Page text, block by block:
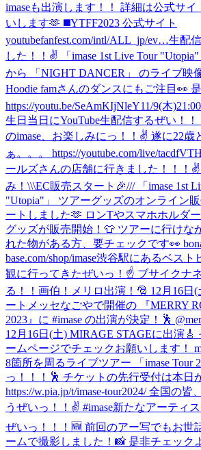
imaseも出演します！！ 詳細は公式サ
いします🫶 ◼️YTFF2023 公式サイト
youtubefanfest.com/intl/ALL_jp/ev…生配
した！！✌️ 「imase 1st Live Tour
から 「NIGHT DANCER」 のライブ映
Hoodie famさんのダンスにもご注目👀
https://youtu.be/SeAmKIjNleY11/9(木
生日当日にYouTube生配信するぜい！
のimase、お楽しみにっ！！✌️ 遂に22歳
ぁ。。。 https://youtube.com/live/
ールズさんの店舗に行きました！！！
み！ \\\EC販売スタート🎉/// 「imase 1st
"Utopia"」 ツアーグッズのオンライン
ートしました🫶 ロンTやスマホホルダ
グッズが販売開始！👕 ツアーに行けな
れた物がある方、要チェックです👀
base.com/shop/imase渋谷駅にあるベスト
観に行ってきたぜいっ！☝️ ブサイクナ
る！！画伯！
メリロ出演！🎅 12月16日
ートメッセなごやで開催の 『MERRY
2023』に #imase の出演が決定！🕺
12月16日(土) MIRAGE STAGEに出演🎸
ームページでチェックお願いします！
8箇所を周るライブツアー 「imase Tour
っ！！！🕺 チケットの先行受付は本日
https://w.pia.jp/t/imase-tour2024/ 全国の
うぜいっ！！✌️ #imase新たなアーティ
ぜいっ！！！🆕 前回のアー写でもお世
ームで撮影しました！📸 是非チェック